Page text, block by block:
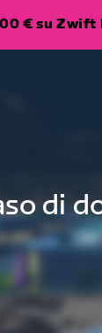
€ su Zwift
di